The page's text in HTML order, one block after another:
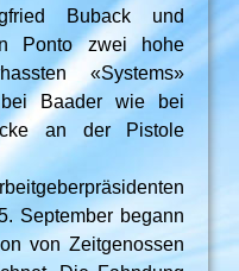
Buback und
Ponto zwei hohe
«Systems»
bei Baader wie bei
an der Pistole
September begann
von Zeitgenossen